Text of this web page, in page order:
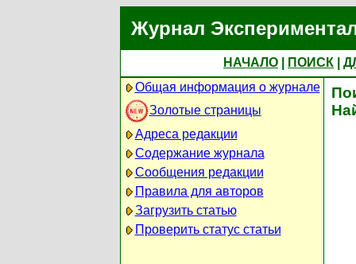
Журнал
НАЧАЛО ПОИСК
Общая информация о журнале
Золотые страницы
Адреса редакции
Содержание журнала
Сообщения редакции
Правила для авторов
Загрузить статью
Проверить статус статьи